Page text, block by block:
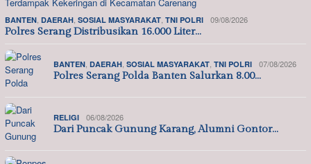
BANTEN, DAERAH, SOSIAL MASYARAKAT, TNI POLRI 09/08/2026
Polres Serang Distribusikan 16.000 Liter…
BANTEN, DAERAH, SOSIAL MASYARAKAT, TNI POLRI 07/08/2026
Polres Serang Polda Banten Salurkan 8.00…
RELIGI 06/08/2026
Dari Puncak Gunung Karang, Alumni Gontor…